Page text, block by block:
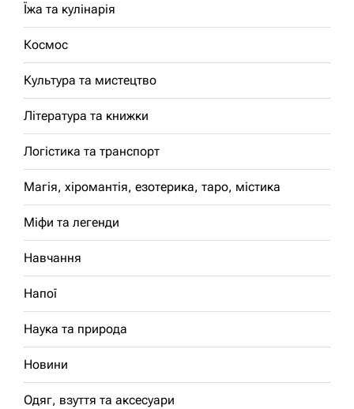
Їжа та кулінарія
Космос
Культура та мистецтво
Література та книжки
Логістика та транспорт
Магія, хіромантія, езотерика, таро, містика
Міфи та легенди
Навчання
Напої
Наука та природа
Новини
Одяг, взуття та аксесуари